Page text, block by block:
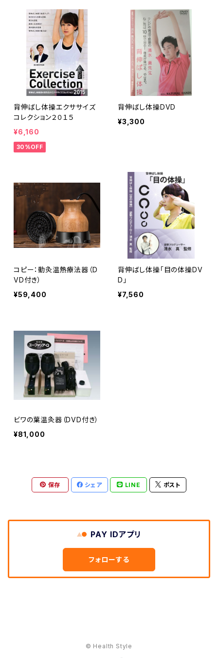
背伸ばし体操エクササイズ
コレクション２０１５
¥6,160
30%OFF
背伸ばし体操DVD
¥3,300
コピー：動灸温熱療法器（D
VD付き）
¥59,400
背伸ばし体操「目の体操DV
D」
¥7,560
ビワの葉温灸器（DVD付き）
¥81,000
保存 シェア LINE ポスト
PAY IDアプリ
フォローする
© Health Style